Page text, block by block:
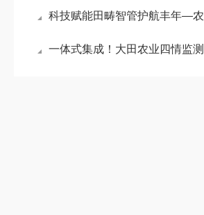
科技赋能田畴智管护航丰年—农田建设综合监测监管系统赋能农业高质量发展
一体式集成！大田农业四情监测系统打造高标准农田数字化管控新风向